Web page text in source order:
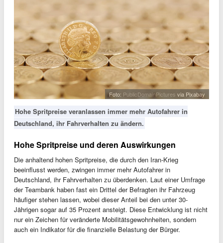
Foto: PublicDomainPictures via Pixabay
Hohe Spritpreise veranlassen immer mehr Autofahrer in
Deutschland, ihr Fahrverhalten zu ändern.
Hohe Spritpreise und deren Auswirkungen
Die anhaltend hohen Spritpreise, die durch den Iran-Krieg
beeinflusst werden, zwingen immer mehr Autofahrer in
Deutschland, ihr Fahrverhalten zu überdenken. Laut einer Umfrage
der Teambank haben fast ein Drittel der Befragten ihr Fahrzeug
häufiger stehen lassen, wobei dieser Anteil bei den unter 30-
Jährigen sogar auf 35 Prozent ansteigt. Diese Entwicklung ist nicht
nur ein Zeichen für veränderte Mobilitätsgewohnheiten, sondern
auch ein Indikator für die finanzielle Belastung der Bürger.